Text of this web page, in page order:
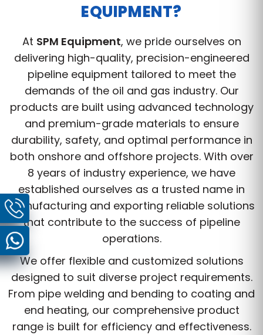
EQUIPMENT?
At SPM Equipment, we pride ourselves on
delivering high-quality, precision-engineered
pipeline equipment tailored to meet the
demands of the oil and gas industry. Our
products are built using advanced technology
and premium-grade materials to ensure
durability, safety, and optimal performance in
both onshore and offshore projects. With over
8 years of industry experience, we have
established ourselves as a trusted name in
manufacturing and exporting reliable solutions
that contribute to the success of pipeline
operations.
We offer flexible and customized solutions
designed to suit diverse project requirements.
From pipe welding and bending to coating and
end heating, our comprehensive product
range is built for efficiency and effectiveness.